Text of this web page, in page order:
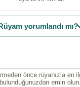
yorumlandı mı?
önce rüyanızla en
bulunduğunuzdan emin olun.